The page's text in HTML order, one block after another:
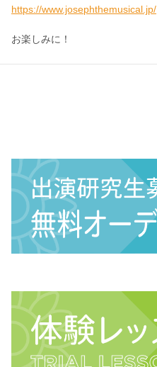
https://www.josephthemusical.jp/
お楽しみに！